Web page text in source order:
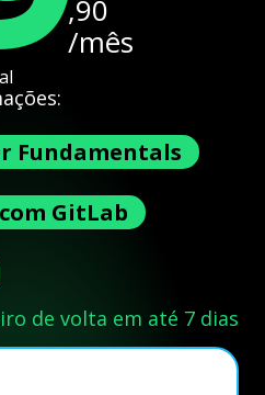
,90
/mês
Fundamentals
GitLab
de volta em até 7 dias